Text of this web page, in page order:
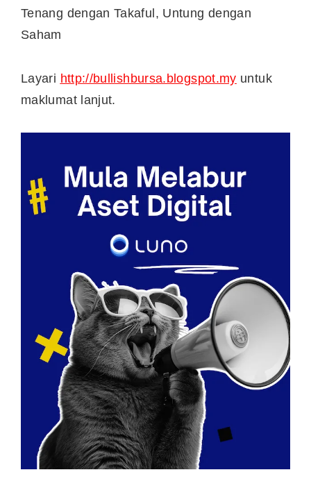
Tenang dengan Takaful, Untung dengan
Saham
Layari http://bullishbursa.blogspot.my untuk
maklumat lanjut.